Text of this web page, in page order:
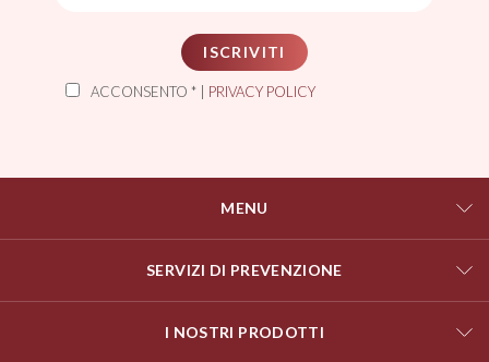
ISCRIVITI
ACCONSENTO * | PRIVACY POLICY
MENU
SERVIZI DI PREVENZIONE
I NOSTRI PRODOTTI